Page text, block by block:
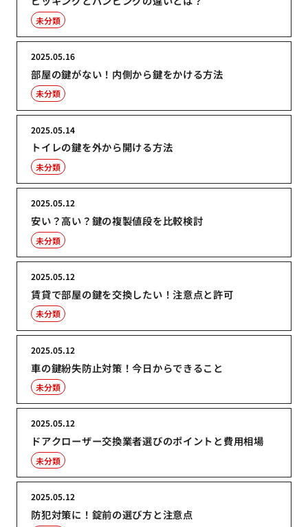
未分類
部屋の鍵がない！内側から鍵をかける方法
2025.05.16
未分類
トイレの鍵を外から開ける方法
2025.05.14
未分類
安い？高い？鍵の複製値段を比較検討
2025.05.12
未分類
賃貸で部屋の鍵を交換したい！注意点と許可
2025.05.12
未分類
車の鍵紛失防止対策！今日からできること
2025.05.12
未分類
ドアクローザー交換業者選びのポイントと費用相場
2025.05.12
未分類
防犯対策に！錠前の選び方と注意点
2025.05.12